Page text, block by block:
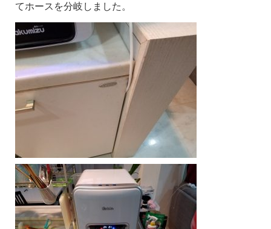
てホースを分岐しました。